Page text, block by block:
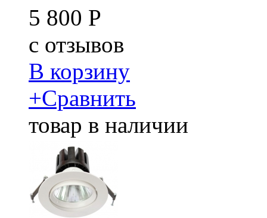
5 800 Р
c отзывов
В корзину
+Сравнить
товар в наличии